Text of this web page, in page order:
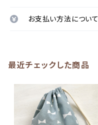
お支払い方法について
最近チェックした商品